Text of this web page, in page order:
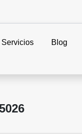
Servicios Blog